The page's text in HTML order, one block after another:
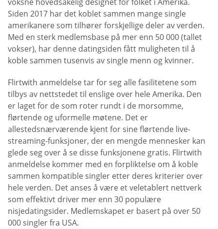
Siden 2017 har det koblet sammen mange single
amerikanere som tilhører forskjellige deler av verden.
Med en sterk medlemsbase på mer enn 50 000 (tallet
vokser), har denne datingsiden fått muligheten til å
koble sammen tusenvis av single menn og kvinner.
Flirtwith anmeldelse tar for seg alle fasilitetene som
tilbys av nettstedet til enslige over hele Amerika. Den
er laget for de som roter rundt i de morsomme,
flørtende og uformelle møtene. Det er
allestedsnærværende kjent for sine flørtende live-
streaming-funksjoner, der en mengde mennesker kan
glede seg over å se disse funksjonene gratis. Flirtwith
anmeldelse kommer med en forpliktelse om å koble
sammen kompatible singler etter deres kriterier over
hele verden. Det anses å være et veletablert nettverk
som effektivt driver mer enn 30 populære
nisjedatingsider. Medlemskapet er basert på over 50
000 singler fra USA.